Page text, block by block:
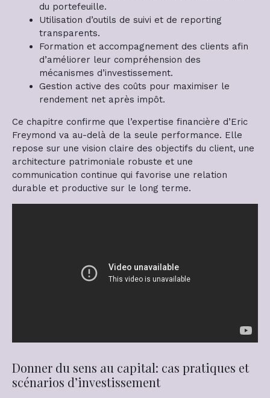
du portefeuille.
Utilisation d’outils de suivi et de reporting
transparents.
Formation et accompagnement des clients afin
d’améliorer leur compréhension des
mécanismes d’investissement.
Gestion active des coûts pour maximiser le
rendement net après impôt.
Ce chapitre confirme que l’expertise financière d’Eric
Freymond va au-delà de la seule performance. Elle
repose sur une vision claire des objectifs du client, une
architecture patrimoniale robuste et une
communication continue qui favorise une relation
durable et productive sur le long terme.
Donner du sens au capital: cas pratiques et
scénarios d’investissement